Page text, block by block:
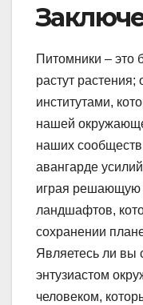
Питомники – это
растут
институтами,
нашей
наших
авангарде
играя решающую
ландшафтов,
сохранении
Являетесь ли вы
энтузиастом
человеком,